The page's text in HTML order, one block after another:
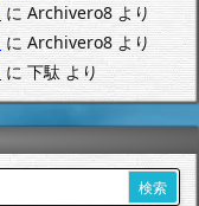
に Archivero8 より
に Archivero8より
に下駄より